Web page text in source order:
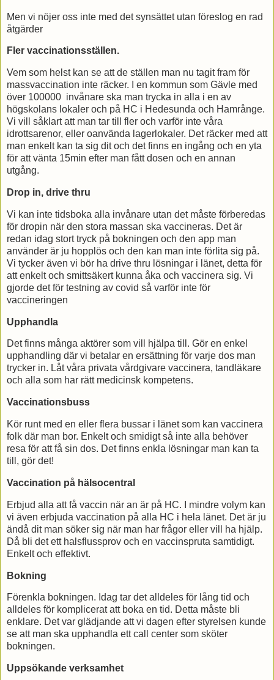
Men vi nöjer oss inte med det synsättet utan föreslog en rad
åtgärder
Fler vaccinationsställen.
Vem som helst kan se att de ställen man nu tagit fram för
massvaccination inte räcker. I en kommun som Gävle med
över 100000 invånare ska man trycka in alla i en av
högskolans lokaler och på HC i Hedesunda och Hamrånge.
Vi vill såklart att man tar till fler och varför inte våra
idrottsarenor, eller oanvända lagerlokaler. Det räcker med att
man enkelt kan ta sig dit och det finns en ingång och en yta
för att vänta 15min efter man fått dosen och en annan
utgång.
Drop in, drive thru
Vi kan inte tidsboka alla invånare utan det måste förberedas
för dropin när den stora massan ska vaccineras. Det är
redan idag stort tryck på bokningen och den app man
använder är ju hopplös och den kan man inte förlita sig på.
Vi tycker även vi bör ha drive thru lösningar i länet, detta för
att enkelt och smittsäkert kunna åka och vaccinera sig. Vi
gjorde det för testning av covid så varför inte för
vaccineringen
Upphandla
Det finns många aktörer som vill hjälpa till. Gör en enkel
upphandling där vi betalar en ersättning för varje dos man
trycker in. Låt våra privata vårdgivare vaccinera, tandläkare
och alla som har rätt medicinsk kompetens.
Vaccinationsbuss
Kör runt med en eller flera bussar i länet som kan vaccinera
folk där man bor. Enkelt och smidigt så inte alla behöver
resa för att få sin dos. Det finns enkla lösningar man kan ta
till, gör det!
Vaccination på hälsocentral
Erbjud alla att få vaccin när an är på HC. I mindre volym kan
vi även erbjuda vaccination på alla HC i hela länet. Det är ju
ändå dit man söker sig när man har frågor eller vill ha hjälp.
Då bli det ett halsflussprov och en vaccinspruta samtidigt.
Enkelt och effektivt.
Bokning
Förenkla bokningen. Idag tar det alldeles för lång tid och
alldeles för komplicerat att boka en tid. Detta måste bli
enklare. Det var glädjande att vi dagen efter styrelsen kunde
se att man ska upphandla ett call center som sköter
bokningen.
Uppsökande verksamhet